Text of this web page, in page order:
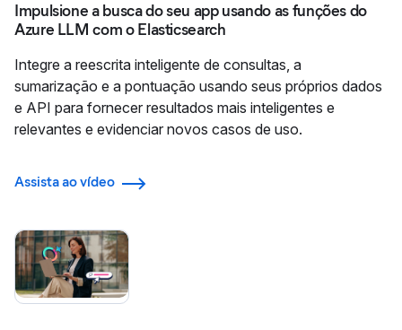
Impulsione a busca do seu app usando as funções do
Azure LLM com o Elasticsearch
Integre a reescrita inteligente de consultas, a
sumarização e a pontuação usando seus próprios dados
e API para fornecer resultados mais inteligentes e
relevantes e evidenciar novos casos de uso.
Assista ao vídeo